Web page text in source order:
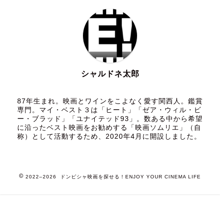
シャルドネ太郎
87年生まれ。映画とワインをこよなく愛す関西人。鑑賞
専門。マイ・ベスト３は「ヒート」「ゼア・ウィル・ビ
ー・ブラッド」「ユナイテッド93」。数ある中から希望
に沿ったベスト映画をお勧めする「映画ソムリエ」（自
称）として活動するため、2020年4月に開設しました。
2022–2026 ドンピシャ映画を探せる！ENJOY YOUR CINEMA LIFE